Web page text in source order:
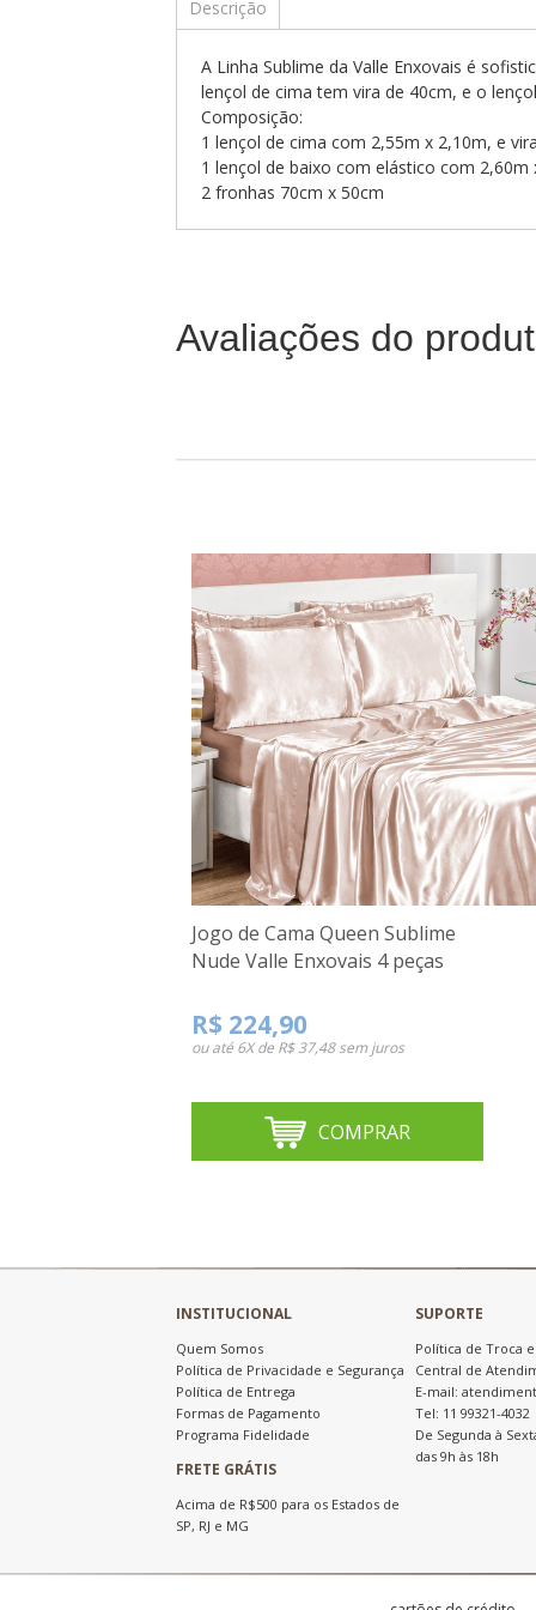
Descrição
A Linha Sublime da Valle Enxovais é
lençol de cima tem vira de 40cm, e o
Composição:
1 lençol de cima com 2,55m x 2,10m, e
1 lençol de baixo com elástico com
2 fronhas 70cm x 50cm
Avaliações do
Jogo de Cama Queen Sublime
Nude Valle Enxovais 4 peças
R$ 224,90
ou até 6X de R$ 37,48sem juros
COMPRAR
INSTITUCIONAL
Quem Somos
Política de Privacidade e Segurança
Política de Entrega
Formas de Pagamento
Programa Fidelidade
FRETE GRÁTIS
Acima de R$500 para os Estados de
SP, RJ e MG
SUPORTE
Política de Troca
Central de
E-mail:
Tel: 11 99321-4032
De Segunda à
das 9h às 18h